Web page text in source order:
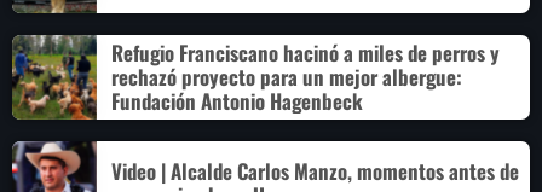
Refugio Franciscano hacinó a miles de perros y
rechazó proyecto para un mejor albergue:
Fundación Antonio Hagenbeck
Video | Alcalde Carlos Manzo, momentos antes de